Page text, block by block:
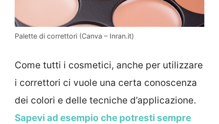
Palette di correttori (Canva – Inran.it)
Come tutti i cosmetici, anche per utilizzare
i correttori ci vuole una certa conoscenza
dei colori e delle tecniche d’applicazione.
Sapevi ad esempio che potresti sempre